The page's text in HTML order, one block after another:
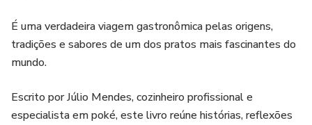
É uma verdadeira viagem gastronômica pelas origens,
tradições e sabores de um dos pratos mais fascinantes do
mundo.
Escrito por Júlio Mendes, cozinheiro profissional e
especialista em poké, este livro reúne histórias, reflexões